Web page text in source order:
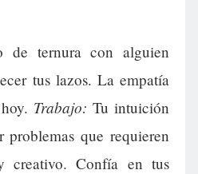
de ternura con alguien
tus lazos. La empatía
Trabajo: Tu intuición
problemas que requieren
creativo. Confía en tus